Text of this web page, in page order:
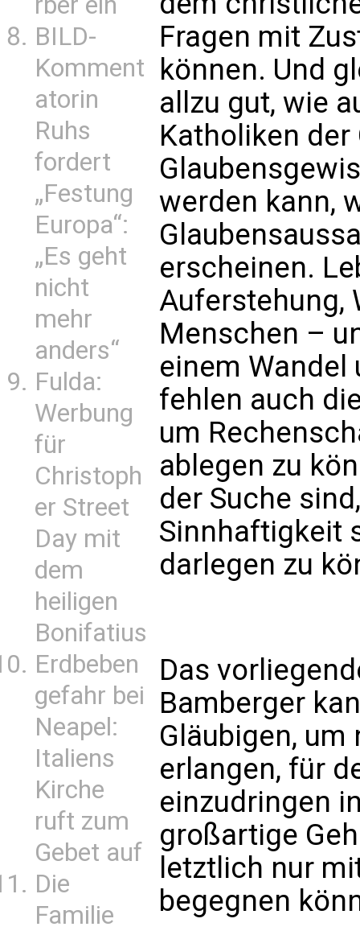
BILD-
Komment
atorin
Ruhs
fordert
„Festung
Europa“:
„Es geht
nicht
mehr
anders“
Fulda:
Werbung
für
Christoph
er Street
Day mit
dem
heiligen
Bonifatius
Erdbeben
gefahr bei
Neapel:
Italiens
Kirche
ruft zum
Gebet auf
Die
Familie
Fragen mit
können. Und
allzu gut, wie
Katholiken der
werden kann,
erscheinen.
Auferstehung,
Menschen –
einem
fehlen auch
um
ablegen zu
der Suche
Sinnhaftigkeit
darlegen zu
Das
Bamberger
Gläubigen,
erlangen, für
einzudringen
großartige
letztlich nur
begegnen